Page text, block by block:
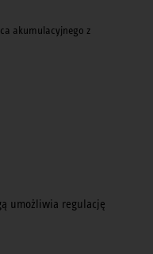
akumulacyjnego z
umożliwia regulację